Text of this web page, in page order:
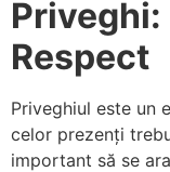
Respect
Priveghiul este un
celor prezenți
important să se